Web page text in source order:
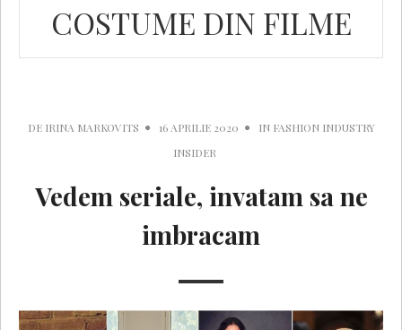
COSTUME DIN FILME
DE IRINA MARKOVITS 16 APRILIE 2020 IN FASHION INDUSTRY
INSIDER
Vedem seriale, invatam sa ne
imbracam